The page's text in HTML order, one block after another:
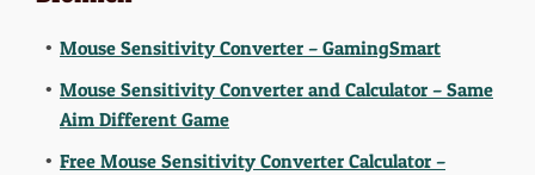
Mouse Sensitivity Converter – GamingSmart
Mouse Sensitivity Converter and Calculator – Same
Aim Different Game
Free Mouse Sensitivity Converter Calculator –